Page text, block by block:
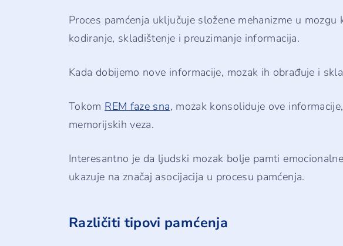
Proces pamćenja uključuje složene mehanizme u
kodiranje, skladištenje i preuzimanje informacija.
Kada dobijemo nove informacije, mozak ih obrađuje i
Tokom REM faze sna, mozak konsoliduje ove
memorijskih veza.
Interesantno je da ljudski mozak bolje pamti
ukazuje na značaj asocijacija u procesu pamćenja.
Različiti tipovi pamćenja